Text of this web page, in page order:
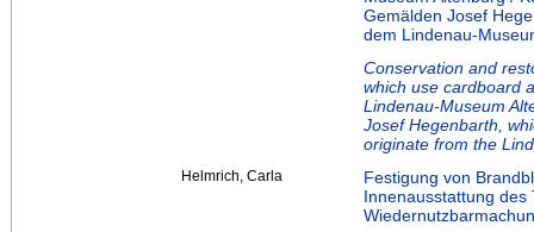
Gemälden Josef
dem Lindenau-
Conservation and
which use cardboard
Lindenau-Museum
Josef Hegenbarth,
originate from the
Helmrich, Carla
Festigung von
Innenausstattung des